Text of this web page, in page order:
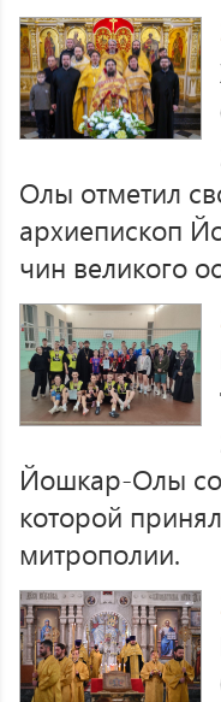
Олы отметил
архиепископ
чин великого
Йошкар-Олы
которой
митрополии.